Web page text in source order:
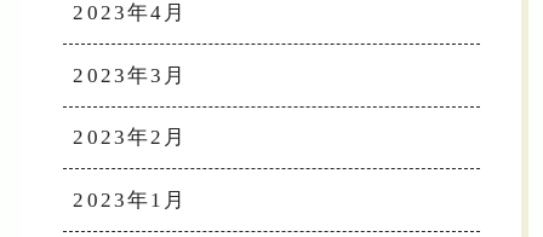
2023年4月
2023年3月
2023年2月
2023年1月